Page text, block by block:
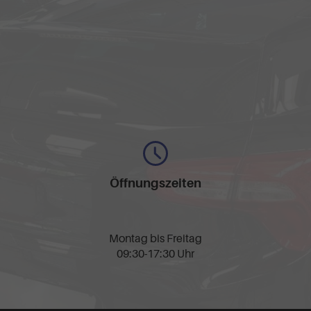
Öffnungszeiten
Montag bis Freitag
09:30-17:30 Uhr